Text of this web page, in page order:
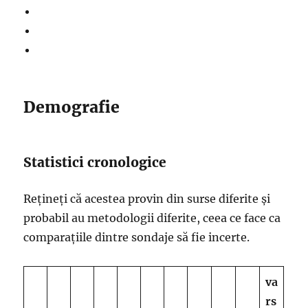
Demografie
Statistici cronologice
Rețineți că acestea provin din surse diferite și
probabil au metodologii diferite, ceea ce face ca
comparațiile dintre sondaje să fie incerte.
va
rs